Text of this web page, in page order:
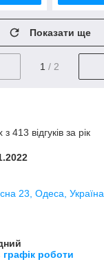
Показати ще
1 / 2
413 відгуків за рік
23, Одеса, Україна
роботи